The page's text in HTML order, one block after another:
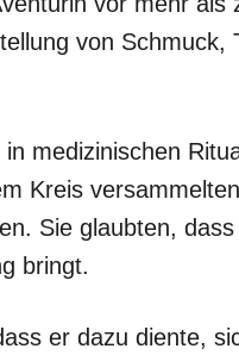
von Schmuck,
medizinischen
Kreis
Sie glaubten,
bringt.
er dazu diente,